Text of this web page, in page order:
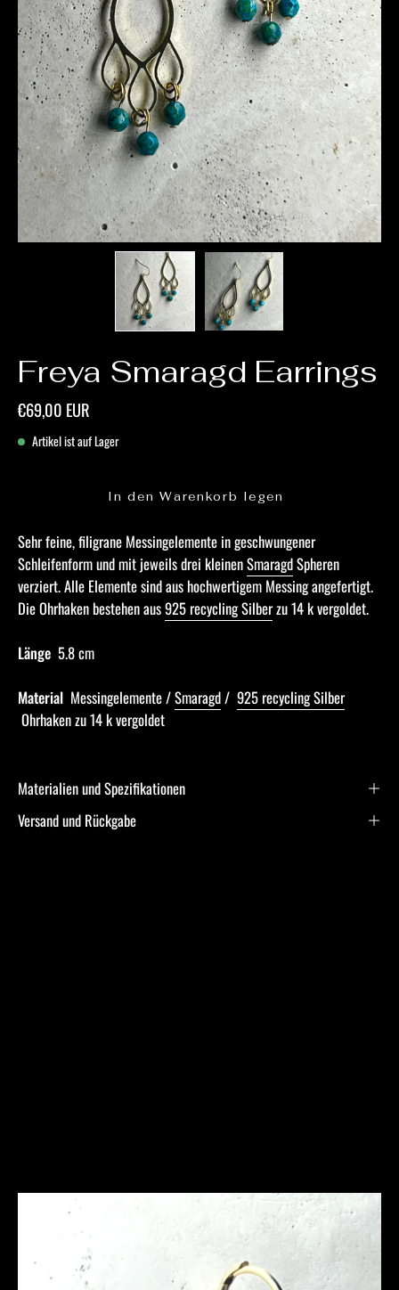
Freya Smaragd Earrings
€69,00 EUR
Artikel ist auf Lager
In den Warenkorb legen
Sehr feine, filigrane Messingelemente in geschwungener
Schleifenform und mit jeweils drei kleinenSmaragdSpheren
verziert. Alle Elemente sind aus hochwertigem Messing angefertigt.
Die Ohrhaken bestehen aus925 recycling Silberzu 14 k vergoldet.
Länge 5.8 cm
Material Messingelemente /Smaragd/ 925 recycling Silber
Ohrhaken zu 14 k vergoldet
Materialien und Spezifikationen
Versand und Rückgabe